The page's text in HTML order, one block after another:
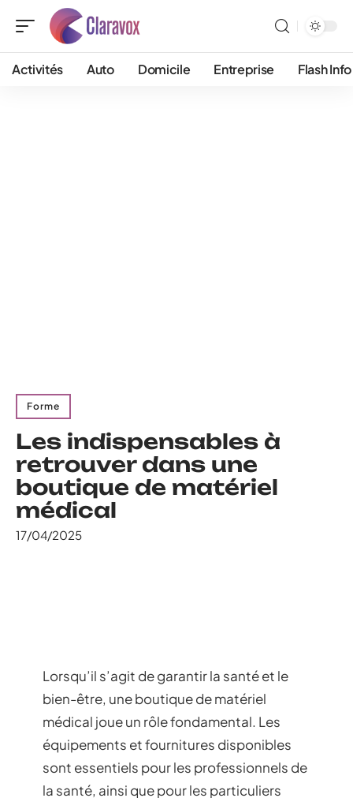
Activités Auto Domicile Entreprise Flash Info
Forme
Les indispensables à
retrouver dans une
boutique de matériel
médical
17/04/2025
Lorsqu’il s’agit de garantir la santé et le
bien-être, une boutique de matériel
médical joue un rôle fondamental. Les
équipements et fournitures disponibles
sont essentiels pour les professionnels de
la santé, ainsi que pour les particuliers